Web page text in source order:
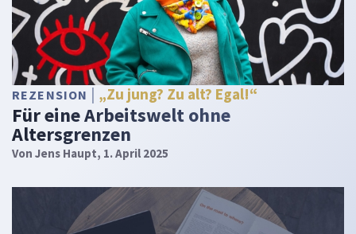
REZENSION „Zu jung? Zu alt? Egal!“
Für eine Arbeitswelt ohne
Altersgrenzen
Von Jens Haupt, 1. April 2025